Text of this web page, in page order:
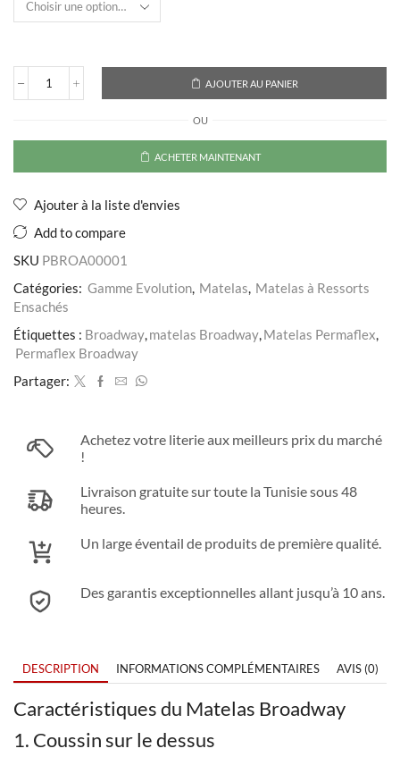
quantité
Broadway
AJOUTER AU PANIER
OU
ACHETER MAINTENANT
Ajouter à la liste d'envies
Add to compare
SKU PBROA00001
Catégories: Gamme Evolution, Matelas, Matelas à Ressorts
Ensachés
Étiquettes : Broadway,matelas Broadway,Matelas Permaflex,
Permaflex Broadway
Partager:
Achetez votre literie aux meilleurs prix du marché
!
Livraison gratuite sur toute la Tunisie sous 48
heures.
Un large éventail de produits de première qualité.
Des garantis exceptionnelles allant jusqu’à 10 ans.
DESCRIPTION INFORMATIONS COMPLÉMENTAIRES AVIS (0)
Caractéristiques du Matelas Broadway
1. Coussin sur le dessus